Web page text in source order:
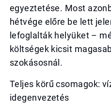
egyeztetése. Most
hétvége előre be lett
lefoglalták helyüket –
költségek kicsit
szokásosnál.
Teljes körű csomagok:
idegenvezetés